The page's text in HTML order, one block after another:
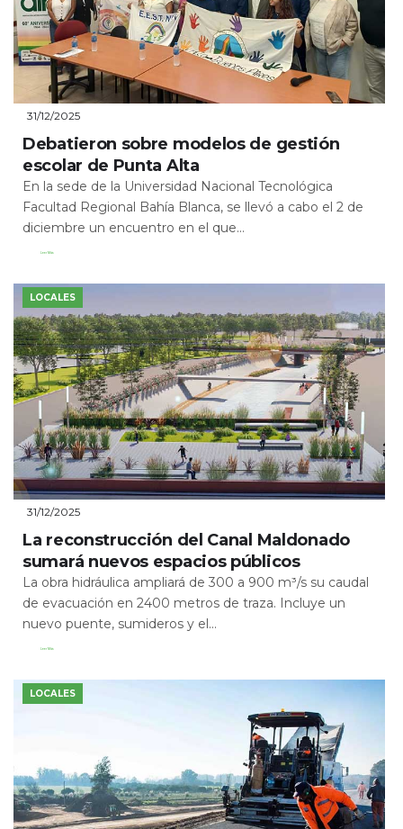
31/12/2025
Debatieron sobre modelos de gestión
escolar de Punta Alta
En la sede de la Universidad Nacional Tecnológica
Facultad Regional Bahía Blanca, se llevó a cabo el 2 de
diciembre un encuentro en el que...
Leer Más
LOCALES
31/12/2025
La reconstrucción del Canal Maldonado
sumará nuevos espacios públicos
La obra hidráulica ampliará de 300 a 900 m³/s su caudal
de evacuación en 2400 metros de traza. Incluye un
nuevo puente, sumideros y el...
Leer Más
LOCALES